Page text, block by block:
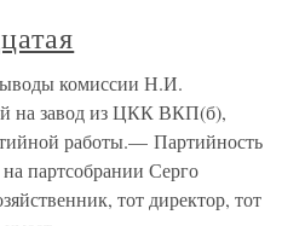
комиссии Н.И.
на завод из ЦКК ВКП(б),
работы.— Партийность
партсобрании Серго
тот директор, тот